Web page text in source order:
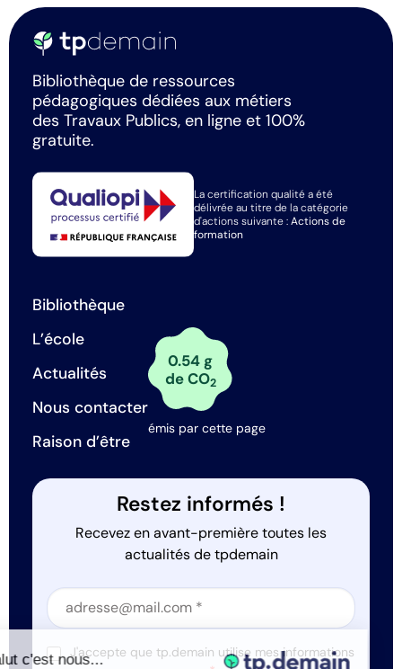
Bibliothèque de ressources
pédagogiques dédiées aux métiers
des Travaux Publics, en ligne et 100%
gratuite.
La certification qualité a été
délivrée au titre de la catégorie
d'actions suivante :Actions de
formation
Bibliothèque
L’école
Actualités
Nous contacter
Raison d’être
0.54 g
de CO2
émis par cette page
Restez informés !
Recevez en avant-première toutes les
actualités de tpdemain
Section
Section
J'accepte que tp.demain utilise mes informations
Salut c'est nous...